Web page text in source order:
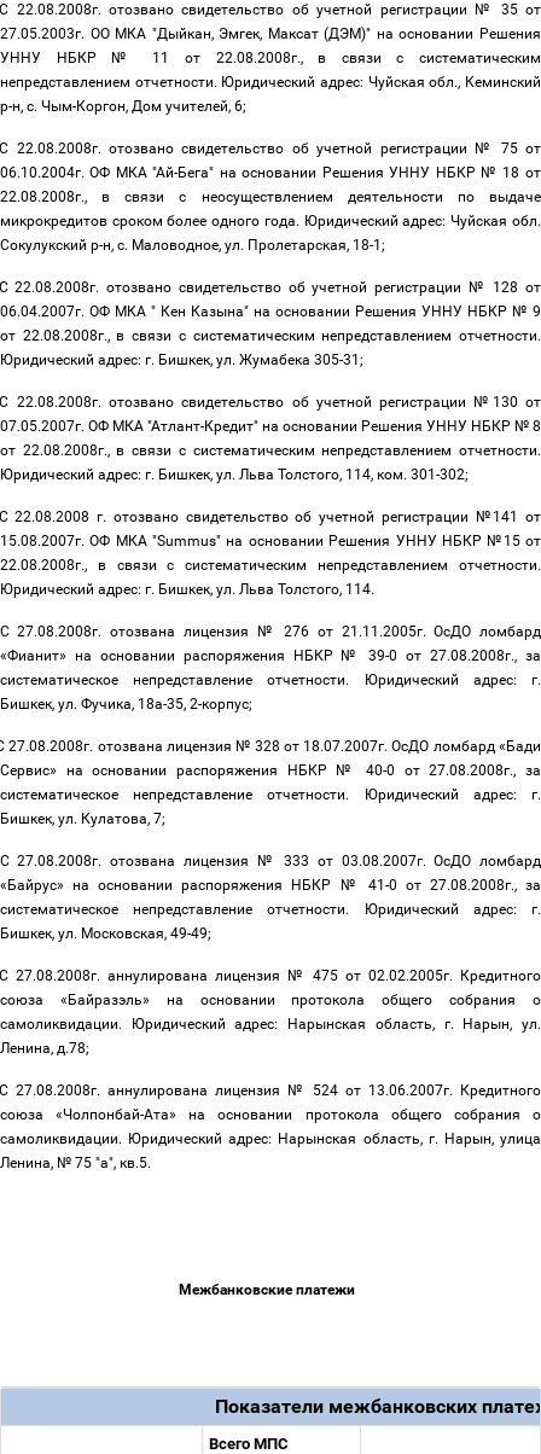
С 22.08.2008г. отозвано свидетельство об учетной регистрации № 35 от
27.05.2003г. ОО МКА "Дыйкан, Эмгек, Максат (ДЭМ)" на основании Решения
УННУ НБКР № 11 от 22.08.2008г., в связи с систематическим
непредставлением отчетности. Юридический адрес: Чуйская обл., Кеминский
р-н, с. Чым-Коргон, Дом учителей, 6;
С 22.08.2008г. отозвано свидетельство об учетной регистрации № 75 от
06.10.2004г. ОФ МКА "Ай-Бега" на основании Решения УННУ НБКР № 18 от
22.08.2008г., в связи с неосуществлением деятельности по выдаче
микрокредитов сроком более одного года. Юридический адрес: Чуйская обл.
Сокулукский р-н, с. Маловодное, ул. Пролетарская, 18-1;
22.08.2008г. отозвано свидетельство об учетной регистрации № 128 от
06.04.2007г. ОФ МКА " Кен Казына" на основании Решения УННУ НБКР № 9
от 22.08.2008г., в связи с систематическим непредставлением отчетности.
Юридический адрес: г. Бишкек, ул. Жумабека 305-31;
С 22.08.2008г. отозвано свидетельство об учетной регистрации №130 от
07.05.2007г. ОФ МКА "Атлант-Кредит" на основании Решения УННУ НБКР № 8
от 22.08.2008г., в связи с систематическим непредставлением отчетности.
Юридический адрес: г. Бишкек, ул. Льва Толстого, 114, ком. 301-302;
22.08.2008 г. отозвано свидетельство об учетной регистрации №141 от
15.08.2007г. ОФ МКА "Summus" на основании Решения УННУ НБКР №15 от
22.08.2008г., в связи с систематическим непредставлением отчетности.
Юридический адрес: г. Бишкек, ул. Льва Толстого, 114.
С 27.08.2008г. отозвана лицензия № 276 от 21.11.2005г. ОсДО ломбард
«Фианит» на основании распоряжения НБКР № 39-0 от 27.08.2008г., за
систематическое непредставление отчетности. Юридический адрес: г.
Бишкек, ул. Фучика, 18а-35, 2-корпус;
27.08.2008г. отозвана лицензия № 328 от 18.07.2007г. ОсДО ломбард «Бади
Сервис» на основании распоряжения НБКР № 40-0 от 27.08.2008г., за
систематическое непредставление отчетности. Юридический адрес: г.
Бишкек, ул. Кулатова, 7;
С 27.08.2008г. отозвана лицензия № 333 от 03.08.2007г. ОсДО ломбард
«Байрус» на основании распоряжения НБКР № 41-0 от 27.08.2008г., за
систематическое непредставление отчетности. Юридический адрес: г.
Бишкек, ул. Московская, 49-49;
С 27.08.2008г. аннулирована лицензия № 475 от 02.02.2005г. Кредитного
союза «Байразэль» на основании протокола общего собрания о
самоликвидации. Юридический адрес: Нарынская область, г. Нарын, ул.
Ленина, д.78;
С 27.08.2008г. аннулирована лицензия № 524 от 13.06.2007г. Кредитного
союза «Чолпонбай-Ата» на основании протокола общего собрания о
самоликвидации. Юридический адрес: Нарынская область, г. Нарын, улица
Ленина, № 75 "а", кв.5.
Межбанковские платежи
Показатели межбанковских
Всего МПС